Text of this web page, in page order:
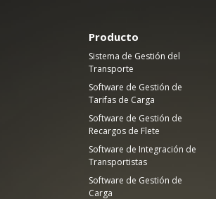
Producto
Sistema de Gestión del
Transporte
Software de Gestión de
Tarifas de Carga
Software de Gestión de
Recargos de Flete
Software de Integración de
Transportistas
Software de Gestión de
Carga